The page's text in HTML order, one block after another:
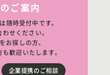
ご案内
随時受付中です。
せください。
お探しの方、
歓迎いたします。
企業提携のご相談